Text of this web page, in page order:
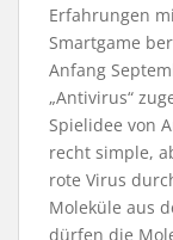
Erfahrungen
Smartgame
Anfang
„Antivirus“
Spielidee von
recht simple,
rote Virus
Moleküle aus
dürfen die